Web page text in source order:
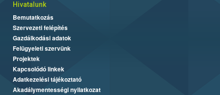
Hivatalunk
Bemutatkozás
Szervezeti felépítés
Gazdálkodási adatok
Felügyeleti szervünk
Projektek
Kapcsolódó linkek
Adatkezelési tájékoztató
Akadálymentességi nyilatkozat